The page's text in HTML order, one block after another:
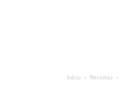
Início Receitas